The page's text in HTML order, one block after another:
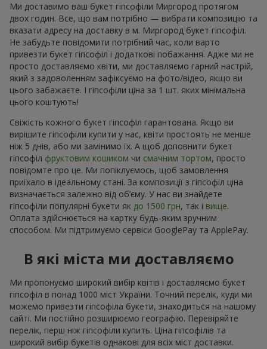
Ми доставимо ваш букет гіпсофіли Миргород протягом
двох годин. Все, що вам потрібно — вибрати композицію та
вказати адресу на доставку в м. Миргород букет гіпсофіл.
Не забудьте повідомити потрібний час, коли варто
привезти букет гіпсофіл і додаткові побажання. Адже ми не
просто доставляємо квіти, ми доставляємо гарний настрій,
який з задоволенням зафіксуємо на фото/відео, якщо ви
цього забажаєте. І гіпсофіли ціна за 1 шт. яких мінімальна
цього коштують!
Свіжість кожного букет гіпсофіл гарантована. Якщо ви
вирішите гіпсофіли купити у нас, квіти простоять не менше
ніж 5 днів, або ми замінимо їх. А щоб доповнити букет
гіпсофіл фруктовим кошиком чи смачним тортом, просто
повідомте про це. Ми попіклуємось, щоб замовлення
приїхало в ідеальному стані. За композиції з гіпсофіл ціна
визначається залежно від об’єму. У нас ви знайдете
гіпсофіли популярні букети як до 1500 грн, так і вище.
Оплата здійснюється на картку будь-яким зручним
способом. Ми підтримуємо сервіси GooglePay та ApplePay.
В які міста ми доставляємо
Ми пропонуємо широкий вибір квітів і доставляємо букет
гіпсофіл в понад 1000 міст України. Точний перелік, куди ми
можемо привезти гіпсофіла букети, знаходиться на нашому
сайті. Ми постійно розширюємо географію. Перевіряйте
перелік, перш ніж гіпсофіли купить. Ціна гіпсофілів та
широкий вибір букетів однакові для всіх міст доставки.